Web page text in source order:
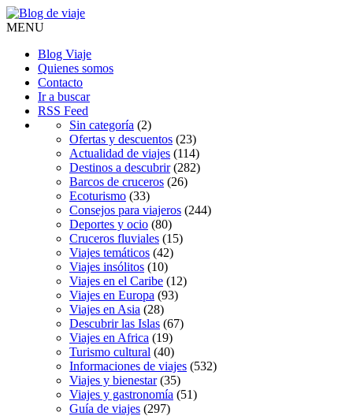
MENU
Blog Viaje
Quienes somos
Contacto
Ir a buscar
RSS Feed
Sin categoría (2)
Ofertas y descuentos (23)
Actualidad de viajes (114)
Destinos a descubrir(282)
Barcos de cruceros (26)
Ecoturismo (33)
Consejos para viajeros (244)
Deportes y ocio (80)
Cruceros fluviales (15)
Viajes temáticos (42)
Viajes insólitos (10)
Viajes en el Caribe (12)
Viajes en Europa (93)
Viajes en Asia (28)
Descubrir las Islas (67)
Viajes en Africa (19)
Turismo cultural (40)
Informaciones de viajes (532)
Viajes y bienestar(35)
Viajes y gastronomía (51)
Guía de viajes (297)